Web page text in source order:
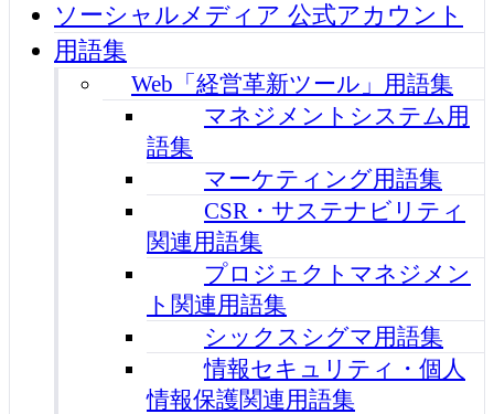
ソーシャルメディア 公式アカウント
用語集
Web「経営革新ツール」用語集
マネジメントシステム用
語集
マーケティング用語集
CSR・サステナビリティ
関連用語集
プロジェクトマネジメン
ト関連用語集
シックスシグマ用語集
情報セキュリティ・個人
情報保護関連用語集